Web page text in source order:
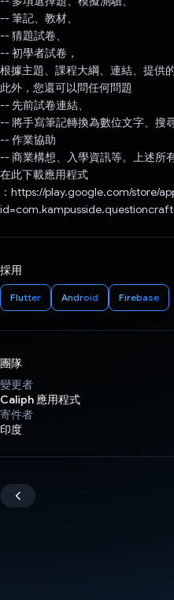
-- 筆記、教材、
-- 猜題試卷、
-- 初學者試卷，
根據主題、課程大綱、連結、提供的
此外，您還可以問任何問題
-- 先前試卷連結、
-- 將手寫筆記轉換為數位文字、搜尋
-- 作業協助
-- 商業構想、入學資訊等。上述所
在此下載應用程式
：https://play.google.com/store/
採用
Flutter Android Firebase
團隊
變更者
Caliph 應用程式
寄件者
印度